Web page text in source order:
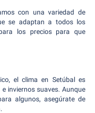
con una variedad de
se adaptan a todos los
los precios para que
el clima en Setúbal es
inviernos suaves. Aunque
algunos, asegúrate de